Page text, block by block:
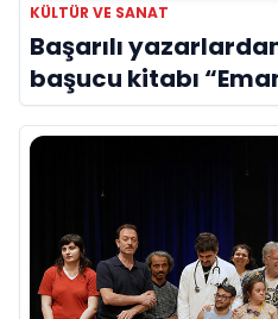
KÜLTÜR VE SANAT
Başarılı
başucu kitabı
yerini aldı